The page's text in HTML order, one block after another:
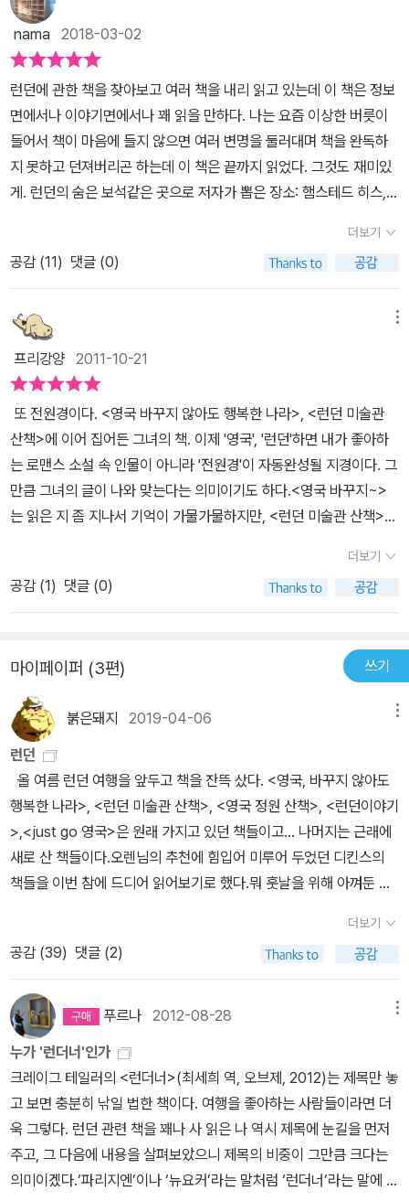
nama 2018-03-02
런던에 관한 책을 찾아보고 여러 책을 내리 읽고 있는데 이 책은 정보
면에서나 이야기면에서나 꽤 읽을 만하다. 나는 요즘 이상한 버릇이
들어서 책이 마음에 들지 않으면 여러 변명을 둘러대며 책을 완독하
지 못하고 던져버리곤 하는데 이 책은 끝까지 읽었다. 그것도 재미있
게. 런던의 숨은 보석같은 곳으로 저자가 뽑은 장소: 햄스테드 히스,
인트 마틴 인 더 필즈 교회... 부록에 실린 각주도 친절하고 유익한데
예를 들면, POSH: Port Out, Starboard Home의 약자로 '출항할
때는 좌현 선실, 돌아올 때는 우현 선실'이라는 뜻이다. '인도가 영국
식민지였던 빅토리아 시대에 인도를 오가던 배는 출발할 때 좌현 쪽
선실이, 돌아올 때는 우현 쪽 선실이 그늘져서 더 비쌌다. posh는 이
비싼 선실을 사용하던 승객, 즉 당시의 신흥부르주아들을 가리키는
말이었다. 현재는 영국 특유의 복고적이고 고급스러운 취향이나 브랜
드를 지칭한다. 그리고 새삼 알게 된 사실도 있다. 그런데 왜 미국식
영어에 익숙한 사람이 런던에서 말이 안 통해 고생했다는 식의 이야
기가 나오는 것일까? 이것은 미국 영어와 영국 영어의 차이가 아니라
중간 계급의 영어와 노동자 계급의 영어 발음이 다르기 때문에 생기
는 문제다.(중략)영국에 꽤 여러 차례 드나들고 나서야 나는 왜 내가
어떤 영국인의 말은 잘 알아듣고, 또 다른 영국인의 말은 도저히 못 알
아듣는지 그 진정한 이유를 알아차렸다. 지방 사투리? 그게 문제가
<영국인 관찰하기>라는 책에서 인용한 글도 인상적이다. 영국인은
상류층일수록 모음을 생략하고 자음을 정확하게 발음하며, 반대로 계
급이 낮아질수록 t 나 h 같은 자음을 생략하고 모음을 강하게 발음하
는 경향이 있다고 한다. 또 노동자 계급은 'th' 발음을 'f' 에 가깝게 발
음하거나 'i' 를 'a' 로 발음하기도 한다. 뭐 굳이 영국의 상류층이 어떻
게 발음하는지 알아야 하나 싶지만 그래도 재밌으니 계속 베끼면 이
칼럼을 보면, 영국 상류층은 미국인들이 상대의 말을 못 알아들었을
때 흔히 하는 말인 'pardon?'을 절대 사용하지 않으며 식후 '디저
트'를 '푸딩'이라고 표현한단다. 저자가 보태는 얘기도 읽을 만한데 나
는 BBC나 아리랑TV 등 영어 방송의 대담프로그램에 영국인이 출현
는 말을 할 때 입술, 특히 윗입술을 거의 움직이지 않는 사람들이 있는
데 대체로 이런 사람들은 귀족이나 상류 계급 사람들이다.(중략) '윗
입술을 떨지 마라Stiff upper lip'는 영국 상류층이 아이를 키울 때 입
이 닳도록 하는 말 중의 하나다. 앞으로 bbc 방송을 보면 사람들 입
술을 관찰해야겠다. 상류층은 누군가를 처음 만났을 때 'How do yo
u do?' 라고 인사하는 반면, 중류층의 인사말은 'Nice to meet yo
u' 한다. 예전 우리나라 중학교 1학년 영어책에는 'How do you d
o?' 라는 표현이 실렸는데 요즘은 이런 인사말이 초등교과서에 나오
는지 어떤지 모르겠다. 런던사람들의 특징도 재미있게 잡아냈는
데, 내가 아는 런더너들, 그리고 런던의 거리에서 마주치는 사람들을
되새겨보면 맨 처음 떠오르는 이미지는 '수줍음을 가장하기 위한 쌀
더보기
공감 (11) 댓글 (0)
프리강양 2011-10-21
또 전원경이다. <영국 바꾸지 않아도 행복한 나라>, <런던 미술관
산책>에 이어 집어든 그녀의 책. 이제 '영국', '런던'하면 내가 좋아하
는 로맨스 소설 속 인물이 아니라 '전원경'이 자동완성될 지경이다. 그
만큼 그녀의 글이 나와 맞는다는 의미이기도 하다.<영국 바꾸지~>
는 읽은 지 좀 지나서 기억이 가물가물하지만, <런던 미술관 산책>은
미지 않아도 사람의 마음을 움직이는 글이랄까. <런던 숨어 있는 보
석을 찾아서>은 런던에 대한 작가의 애정을 확인할 수 있을 뿐 아니
라 포장지에 쌓여 겉모습만 보았던 런던을 한꺼풀 벗겨 볼 수 있는 기
위해, 공부를 위해 수차례 방문하고 밤을 지새웠던작가는 '이중적인
매력을 지닌 런던에 대한 관찰과 분석(14p)'을 책에 풀어놓았다. 20
08년에 발행한 책이라약간의 시간차가 존재하지만'런던'이라는 도시
의 속내를알고 싶다면 꼭 읽어보아야 할 책이 아닌가 싶다.런던의 각
지역 이야기, 건물에 숨겨진 사연, 런더너의 생각과 런던을 만든 런더
너에 대한 다양한 이야기가 숨겨진 보석처럼 담겨있다. 특히 대영제
국이라는 거대한 빛에 가려 더욱 어두웠던 빅토리아 시대의 런던 뒷
골목, 이전과는 다른 모습의 런던으로 변해가는 모습들, 지금의 런던
을 만든 런더너의 이야기가 흥미로웠다.영국은 고립된 섬나라이고 그
던은 이 같은 영국의 수도인 동시에, 또 하나의 새로운 도시다. 새로움
과 실용주의, 모험과 낭만, 그리고 살벌한 자본주의 경쟁과 값싼 노동
력까지도 넘쳐나는 도시가 런던이었다. 영국이 유럽에서도 가장 외
진, 세계의 끝과 같은 섬나라라면 런던은 새로운 세계의 시작과도 같
았다. - 33p햇빛이 강렬할수록 그늘도 짙어지기 마련이다. 분명한 것
은 이 시기의 런던이 찰스 디킨스의 말처럼 '최선의 시대였고, 최악의
시대였으며, 빛의 계절이자, 암흑의 계절이었고, 희망의 봄이요, 절망
의 겨울'이기도 했다는 사실이다.- 153p한 사람의 정체성을 하나의
단어로 단정할 수 없다. 심지어 수백만이 살고 있는 한 나라를, 한 도
시를 하나의 단어로 이미지화해 단정하는 건 꽤 위험한 행동이다. 흔
히 '어느 지역 사람은 이렇다더라', '저 나라는 저렇다더라'는 말을 자
더보기
공감 (1) 댓글 (0)
마이페이퍼 (3편) 쓰기
붉은돼지 2019-04-06
런던
올 여름 런던 여행을 앞두고 책을 잔뜩 샀다. <영국, 바꾸지 않아도
행복한 나라>, <런던 미술관 산책>, <영국 정원 산책>, <런던이야기
>,<just go 영국>은 원래 가지고 있던 책들이고... 나머지는 근래에
새로 산 책들이다.오렌님의 추천에 힘입어 미루어 두었던 디킨스의
책들을 이번 참에 드디어 읽어보기로 했다.뭐 훗날을 위해 아껴둔 것
제부터 <데이비드 코퍼필드>를 즐거운 마음으로 읽고 있다. 2017년
판 영화 <오리엔트 특급 살인>에서 포와르가 기차칸에서 배를 잡고
낄낄거리며 읽던 <두 도시 이야기>는 분명히 예전에 구입했던 것 같
은데,,,, 아무리 찾아봐도 없다나쓰메 소세키의 <런던탑/취미의유전>
도 어디 갔는지 아무리 찾아봐도 행방이 묘연하다. 아무래도 다시 구
입해야할 모양이다. 사진에 등장하는 책들 중에 읽은 책은 <바꾸지
않아도 행복한 나라>, <런던 숨어있는 보석을 찾아서>, <런던 이야
기> 3권 정도이다. 지금은 <데이비드 코퍼필드>와 <런던 미술관 산
책>, <셰익스피어>를 읽고 있다. 빌브라이슨의 <발칙한 영국산책>
은 2권이 또 나와있다. 영국하면 역시 헨리 8세 이야기가 빠질 수 없
다.힐러리 맨틀의 <울프 홀>은 예전에 읽었고 <튜터스 앤불린의 몰
더보기
공감 (39) 댓글 (2)
푸르나 2012-08-28
누가 '런더너'인가
크레이그 테일러의 <런더너>(최세희 역, 오브제, 2012)는 제목만 놓
고 보면 충분히 낚일 법한 책이다. 여행을 좋아하는 사람들이라면 더
욱 그렇다. 런던 관련 책을 꽤나 사 읽은 나 역시 제목에 눈길을 먼저
주고, 그 다음에 내용을 살펴보았으니 제목의 비중이 그만큼 크다는
의미이겠다.‘파리지엔’이나 ‘뉴요커’라는 말처럼 ‘런더너’라는 말에 눈